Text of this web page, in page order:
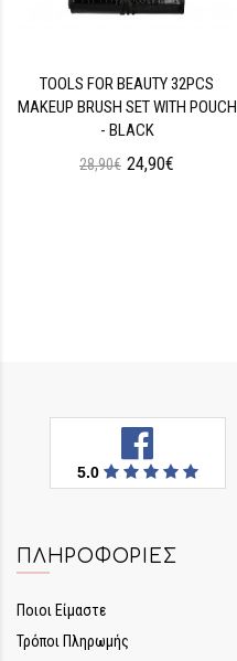
TOOLS FOR BEAUTY 32PCS
MAKEUP BRUSH SET WITH POUCH
- BLACK
28,90€ 24,90€
5.0
ΠΛΗΡΟΦΟΡΊΕΣ
Ποιοι Είμαστε
Τρόποι Πληρωμής